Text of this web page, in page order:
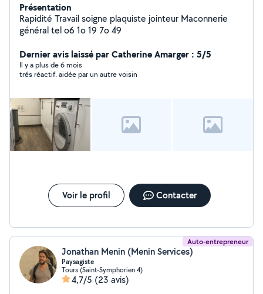
Présentation
Rapidité Travail soigne plaquiste jointeur Maconnerie
général tel o6 1o 19 7o 49
Dernier avis laissé par Catherine Amarger : 5/5
Il y a plus de 6 mois
trés réactif. aidée par un autre voisin
Voir le profil Contacter
Auto-entrepreneur
Jonathan Menin (Menin Services)
Paysagiste
Tours (Saint-Symphorien 4)
4,7/5 (23 avis)